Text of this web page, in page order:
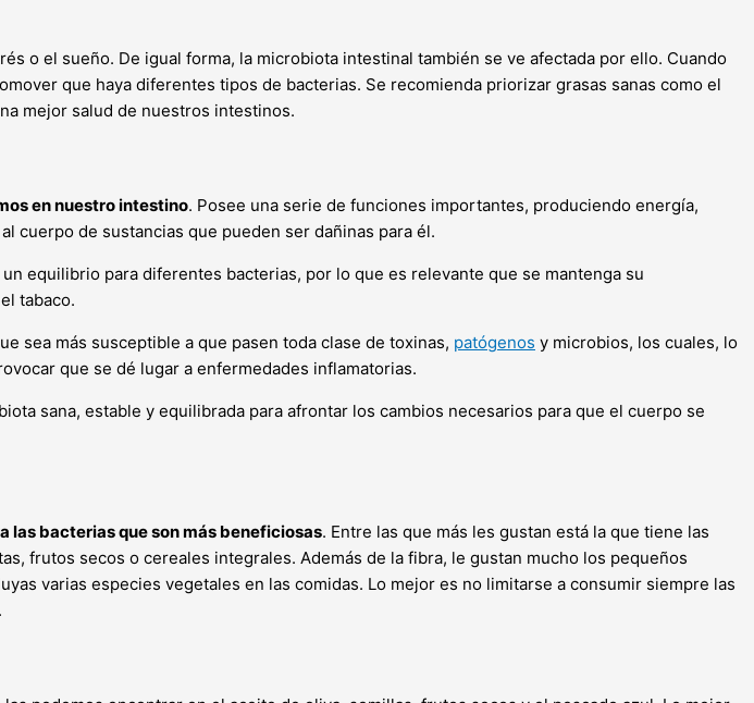
o el sueño. De igual forma, la microbiota intestinal también se ve afectada por ello. Cuando
que haya diferentes tipos de bacterias. Se recomienda priorizar grasas sanas como el
mejor salud de nuestros intestinos.
en nuestro intestino. Posee una serie de funciones importantes, produciendo energía,
cuerpo de sustancias que pueden ser dañinas para él.
equilibrio para diferentes bacterias, por lo que es relevante que se mantenga su
tabaco.
sea más susceptible a que pasen toda clase de toxinas, patógenos y microbios, los cuales, lo
que se dé lugar a enfermedades inflamatorias.
sana, estable y equilibrada para afrontar los cambios necesarios para que el cuerpo se
las bacterias que son más beneficiosas. Entre las que más les gustan está la que tiene las
frutos secos o cereales integrales. Además de la fibra, le gustan mucho los pequeños
varias especies vegetales en las comidas. Lo mejor es no limitarse a consumir siempre las
.